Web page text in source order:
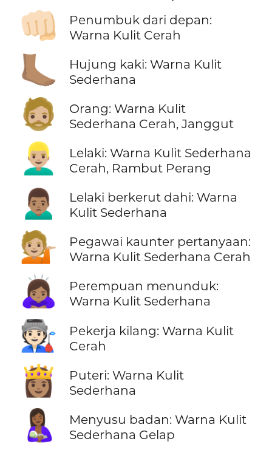
👊🏻
Penumbuk dari depan:
Warna Kulit Cerah
🦶🏽
Hujung kaki: Warna Kulit
Sederhana
🧔🏼
Orang: Warna Kulit
Sederhana Cerah, Janggut
👱🏼‍♂️
Lelaki: Warna Kulit Sederhana
Cerah, Rambut Perang
🙍🏽‍♂️
Lelaki berkerut dahi: Warna
Kulit Sederhana
💁🏼
Pegawai kaunter pertanyaan:
Warna Kulit Sederhana Cerah
🙇🏽‍♀️
Perempuan menunduk:
Warna Kulit Sederhana
🧑🏻‍🏭
Pekerja kilang: Warna Kulit
Cerah
👸🏽
Puteri: Warna Kulit
Sederhana
🤱🏾
Menyusu badan: Warna Kulit
Sederhana Gelap